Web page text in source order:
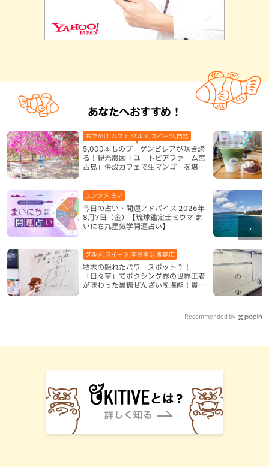
あなたへおすすめ！
5,000本ものブーゲンビレアが咲き誇
る！観光農園「ユートピアファーム宮
古島」併設カフェで生マンゴーを堪能
おでかけ,カフェ,グルメ,スイーツ,自然
今日の占い・開運アドバイス 2026年
8月7日（金）【琉球鑑定士ミウマ ま
いにち九星気学開運占い】
エンタメ,占い
牧志の隠れたパワースポット？！
「日々草」でボクシング界の世界王者
が味わった黒糖ぜんざいを堪能！貴重
グルメ,スイーツ,本島南部,那覇市
Recommended by